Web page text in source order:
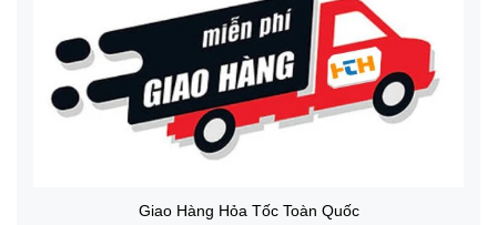
Giao Hàng Hỏa Tốc Toàn Quốc